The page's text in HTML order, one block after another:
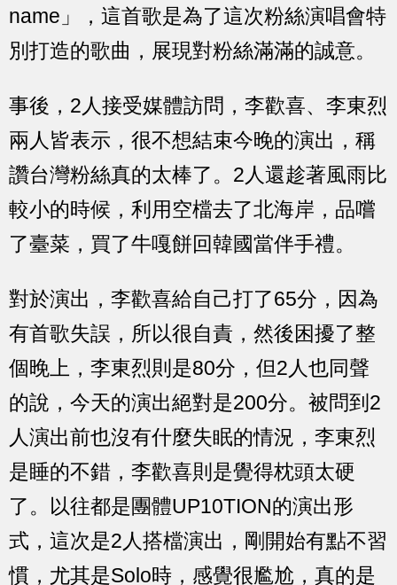
name」，這首歌是為了這次粉絲演唱會特
別打造的歌曲，展現對粉絲滿滿的誠意。
事後，2人接受媒體訪問，李歡喜、李東烈
兩人皆表示，很不想結束今晚的演出，稱
讚台灣粉絲真的太棒了。2人還趁著風雨比
較小的時候，利用空檔去了北海岸，品嚐
了臺菜，買了牛嘎餅回韓國當伴手禮。
對於演出，李歡喜給自己打了65分，因為
有首歌失誤，所以很自責，然後困擾了整
個晚上，李東烈則是80分，但2人也同聲
的說，今天的演出絕對是200分。被問到2
人演出前也沒有什麼失眠的情況，李東烈
是睡的不錯，李歡喜則是覺得枕頭太硬
了。以往都是團體UP10TION的演出形
式，這次是2人搭檔演出，剛開始有點不習
慣，尤其是Solo時，感覺很尷尬，真的是